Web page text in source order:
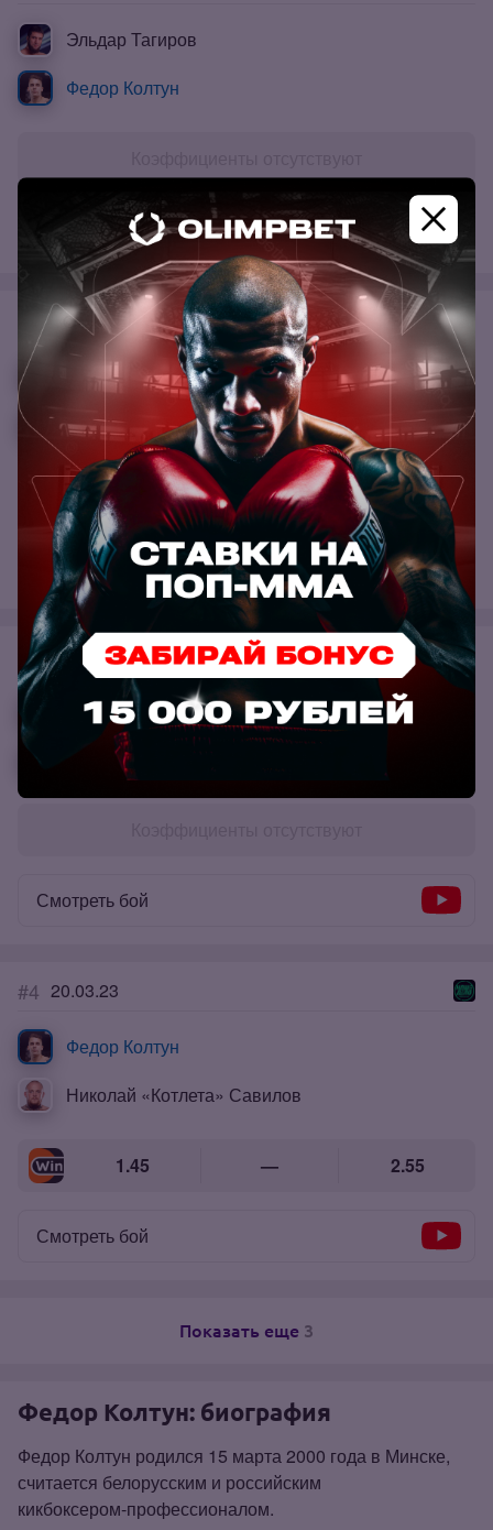
Эльдар Тагиров
Федор Колтун
Смотреть бой
#6 22.07.23
Петр Романкевич
Федор Колтун
— 1.65
Смотреть бой
#5 29.05.23
Даниял «Т-34» Эльбаев
Федор Колтун
Смотреть бой
#4 20.03.23
Федор Колтун
Николай «Котлета» Савилов
1.45 — 2.55
Смотреть бой
Показать еще 3
Федор Колтун: биография
Федор Колтун родился 15 марта 2000 года в Минске,
считается белорусским и российским
кикбоксером‑профессионалом.